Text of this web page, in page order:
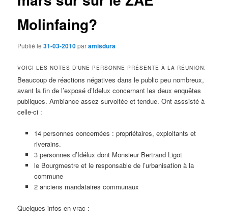
Molinfaing?
Publié le31-03-2010paramisdura
VOICI LES NOTES D’UNE PERSONNE PRÉSENTE À LA RÉUNION:
Beaucoup de réactions négatives dans le public peu nombreux,
avant la fin de l’exposé d’Idelux concernant les deux enquêtes
publiques. Ambiance assez survoltée et tendue. Ont asssisté à
celle-ci :
14 personnes concernées : propriétaires, exploitants et
riverains.
3 personnes d’Idélux dont Monsieur Bertrand Ligot
le Bourgmestre et le responsable de l’urbanisation à la
commune
2 anciens mandataires communaux
Quelques infos en vrac :